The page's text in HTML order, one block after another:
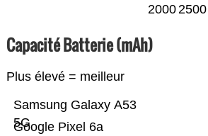
20002500
Capacité Batterie (mAh)
Plus élevé = meilleur
Google Pixel 6a
Samsung Galaxy A53
5G